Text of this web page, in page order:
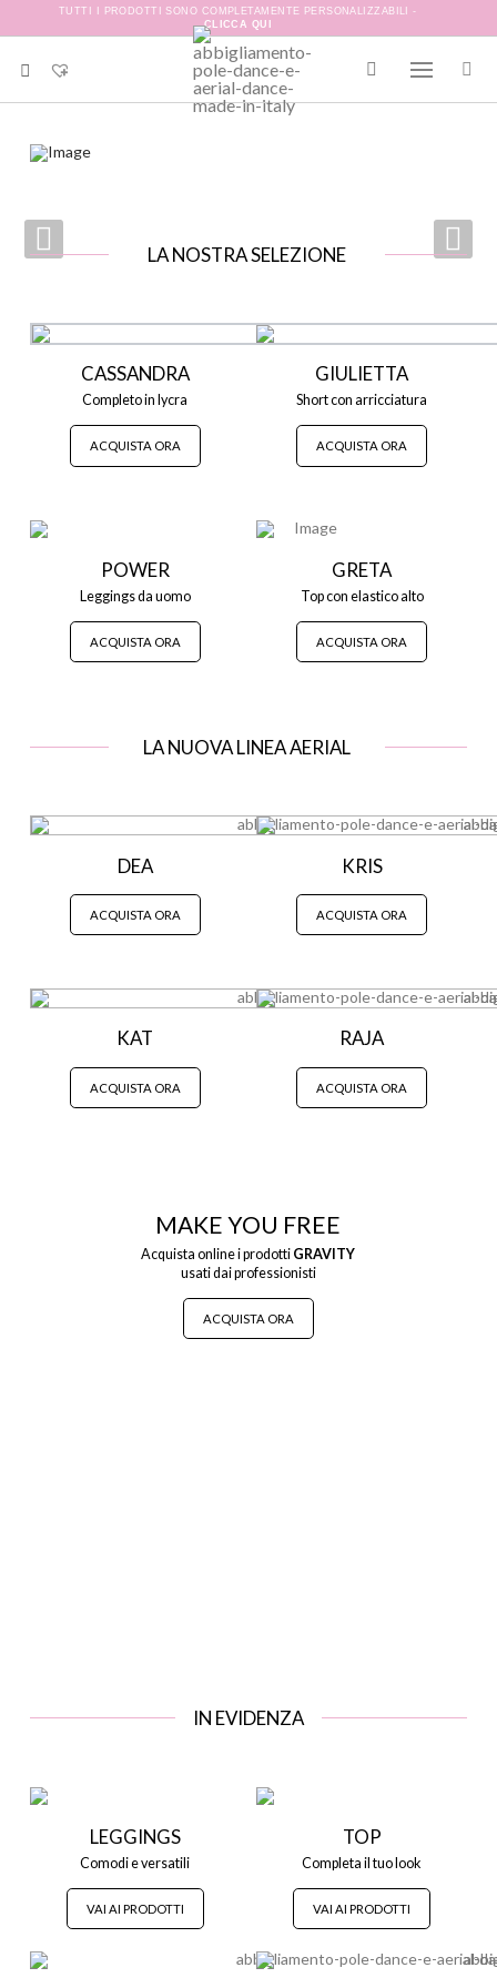
TUTTI I PRODOTTI SONO COMPLETAMENTE PERSONALIZZABILI -
CLICCA QUI
LA NOSTRA SELEZIONE
CASSANDRA
Completo in lycra
ACQUISTA ORA
GIULIETTA
Short con arricciatura
ACQUISTA ORA
POWER
Leggings da uomo
ACQUISTA ORA
GRETA
Top con elastico alto
ACQUISTA ORA
LA NUOVA LINEA AERIAL
DEA
ACQUISTA ORA
KRIS
ACQUISTA ORA
KAT
ACQUISTA ORA
RAJA
ACQUISTA ORA
MAKE YOU FREE
Acquista online i prodotti GRAVITY
usati dai professionisti
ACQUISTA ORA
IN EVIDENZA
LEGGINGS
Comodi e versatili
VAI AI PRODOTTI
TOP
Completa il tuo look
VAI AI PRODOTTI